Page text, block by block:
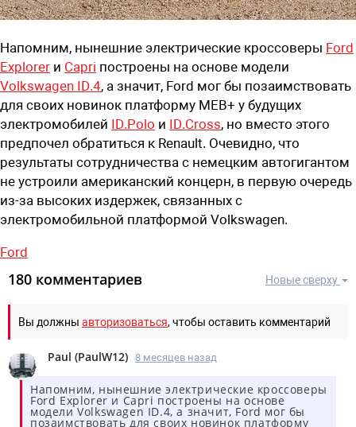
Напомним, нынешние электрические кроссоверы Ford
Explorer и Capri построены на основе модели
Volkswagen ID.4, а значит, Ford мог бы позаимствовать
для своих новинок платформу MEB+ у будущих
электромобилей ID.Polo и ID.Cross, но вместо этого
предпочел обратиться к Renault. Очевидно, что
результаты сотрудничества с немецким автогигантом
не устроили американский концерн, в первую очередь
из-за высоких издержек, связанных с
электромобильной платформой Volkswagen.
Ford
Новые сверху
180 комментариев
Вы должны авторизоваться, чтобы оставить комментарий
Paul (PaulW12) 8 месяцев назад
Напомним, нынешние электрические кроссоверы
Ford Explorer и Capri построены на основе
модели Volkswagen ID.4, а значит, Ford мог бы
позаимствовать для своих новинок платформу